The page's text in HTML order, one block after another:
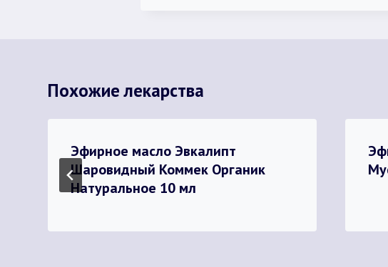
Похожие лекарства
Эфирное масло Эвкалипт
Шаровидный Коммек Органик
Натуральное 10 мл